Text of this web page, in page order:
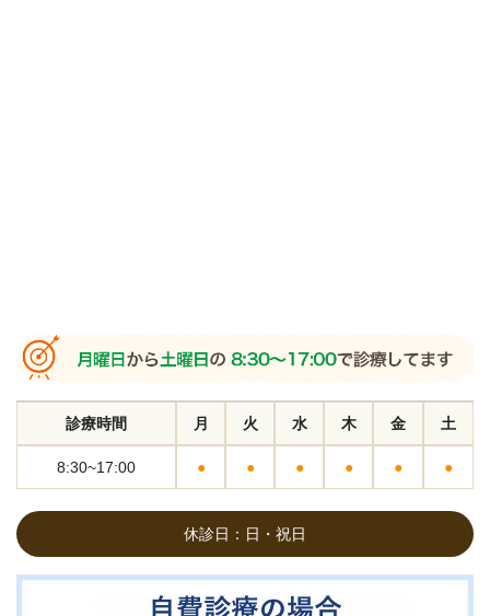
診療時間 月 火 水 木 金 土
8:30~17:00 ● ● ● ● ● ●
休診日：日・祝日